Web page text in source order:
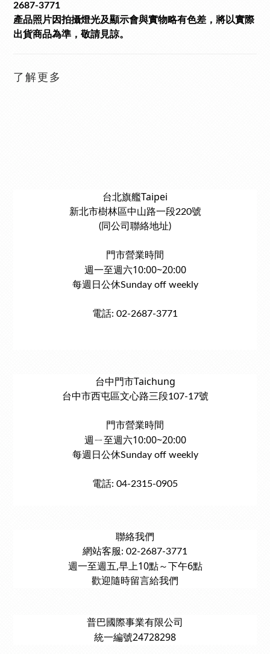
2687-3771
產品照片因拍攝燈光及顯示會與實物略有色差，將以實際
出貨商品為準，敬請見諒。
了解更多
台北旗艦Taipei
新北市樹林區中山路一段220號
(同公司聯絡地址)
門市營業時間
週一至週六10:00~20:00
每週日公休Sunday off weekly
電話: 02-2687-3771
台中門市Taichung
台中市西屯區文心路三段107-17號
門市營業時間
週ㄧ至週六10:00~20:00
每週日公休Sunday off weekly
電話: 04-2315-0905
聯絡我們
網站客服: 02-2687-3771
週一至週五,早上10點～下午6點
歡迎隨時留言給我們
普巴國際事業有限公司
統一編號24728298